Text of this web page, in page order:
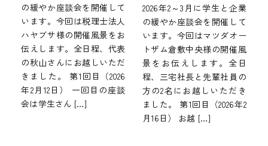
の緩やか座談会を開催して
います。今回は税理士法人
ハヤブサ様の開催風景をお
伝えします。全日程、代表
の秋山さんにお越しいただ
きました。 第1回目（2026
年2月12日） 一回目の座談
会は学生さん […]
2026年2～3月に学生と企業
の緩やか座談会を開催して
います。今回はマツダオー
トザム倉敷中央様の開催風
景をお伝えします。全日
程、三宅社長と先輩社員の
方の2名にお越しいただき
ました。 第1回目（2026年2
月16日） お越 […]